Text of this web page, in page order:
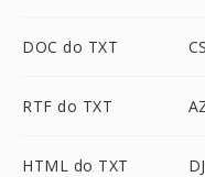
DOC do TXT
RTF do TXT
HTML do TXT